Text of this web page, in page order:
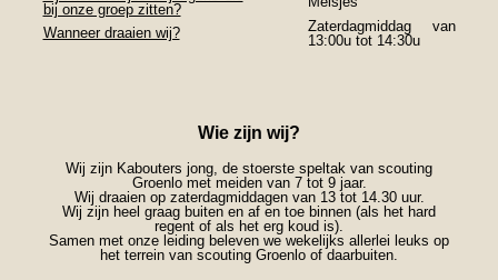
bij onze groep zitten?
Wanneer draaien wij?
Zaterdagmiddag van
13:00u tot 14:30u
Wie zijn wij?
Wij zijn Kabouters jong, de stoerste speltak van scouting
Groenlo met meiden van 7 tot 9 jaar.
Wij draaien op zaterdagmiddagen van 13 tot 14.30 uur.
Wij zijn heel graag buiten en af en toe binnen (als het hard
regent of als het erg koud is).
Samen met onze leiding beleven we wekelijks allerlei leuks op
het terrein van scouting Groenlo of daarbuiten.